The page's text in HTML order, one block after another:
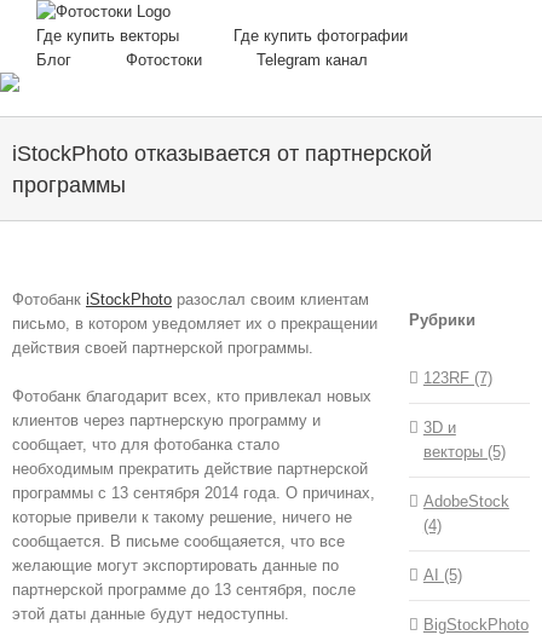
content
Где купить векторы
Где купить фотографии
Блог
Фотостоки Telegram канал
iStockPhoto отказывается от партнерской
программы
Фотобанк iStockPhoto разослал своим клиентам
письмо, в котором уведомляет их о прекращении
действия своей партнерской программы.
Фотобанк благодарит всех, кто привлекал новых
клиентов через партнерскую программу и
сообщает, что для фотобанка стало
необходимым прекратить действие партнерской
программы с 13 сентября 2014 года. О причинах,
которые привели к такому решение, ничего не
сообщается. В письме сообщаяется, что все
желающие могут экспортировать данные по
партнерской программе до 13 сентября, после
этой даты данные будут недоступны.
Рубрики
123RF (7)
3D и
векторы (5)
AdobeStock
(4)
AI (5)
BigStockPhoto